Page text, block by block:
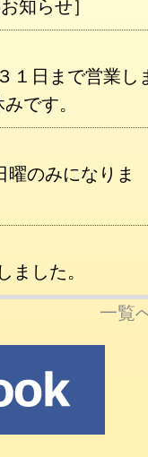
知らせ］
１日まで営業し
です。
のみになりま
ました。
一覧